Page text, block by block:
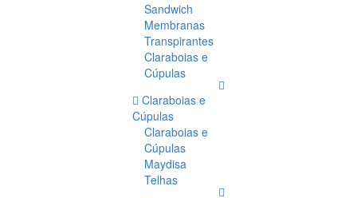
Sandwich
Membranas
Transpirantes
Claraboias e
Cúpulas
Claraboias e
Cúpulas
Claraboias e
Cúpulas
Maydisa
Telhas